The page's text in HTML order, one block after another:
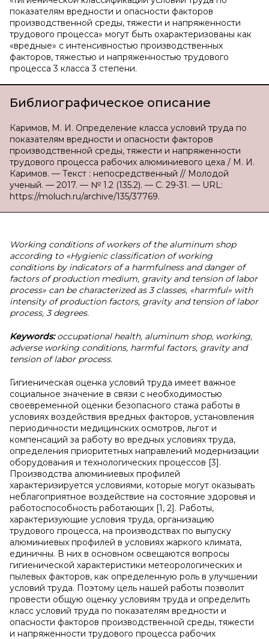
показателям вредности и опасности факторов
производственной среды, тяжести и напряженности
трудового процесса» могут быть охарактеризованы как
«вредные» с интенсивностью производственных
факторов, тяжестью и напряженностью трудового
процесса 3 класса 3 степени.
Библиографическое описание
Каримов, М. И. Определение класса условий труда по
показателям вредности и опасности факторов
производственной среды, тяжести и напряженности
трудового процесса рабочих алюминиевого цеха / М. И.
Каримов. — Текст : непосредственный // Молодой
ученый. — 2017. — № 1.2 (135.2). — С. 29-31. — URL:
https://moluch.ru/archive/135/37769.
Working conditions of workers of the aluminum shop
according to «Hygienic classification of working
conditions by indicators of a harmfulness and danger of
factors of production medium, gravity and tension of labor
process» can be characterized as 3 classes, «harmful» with
intensity of production factors, gravity and tension of labor
process, 3 degrees.
Keywords:occupational health, aluminum shop, working,
adverse working conditions, harmful factors, gravity and
tension of labor process.
Гигиеническая оценка условий труда имеет важное
социальное значение в связи с необходимостью
своевременной оценки безопасного стажа работы в
условиях воздействия вредных факторов, установления
периодичности медицинских осмотров, льгот и
компенсаций за работу во вредных условиях труда,
определения приоритетных направлений модернизации
оборудования и технологических процессов [3].
Производства алюминиевых профилей
характеризируется условиями, которые могут оказывать
неблагоприятное воздействие на состояние здоровья и
работоспособность работающих [1, 2]. Работы,
характеризующие условия труда, организацию
трудового процесса, на производствах по выпуску
алюминиевых профилей в условиях жаркого климата,
единичны. В них в основном освещаются вопросы
гигиенической характеристики метеорологических и
пылевых факторов, как определенную роль в улучшении
условий труда. Поэтому цель нашей работы позволит
провести общую оценку условиям труда и определить
класс условий труда по показателям вредности и
опасности факторов производственной среды, тяжести
и напряженности трудового процесса рабочих